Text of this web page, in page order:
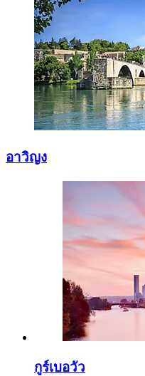
อาวิญง
กูร์เบอวัว